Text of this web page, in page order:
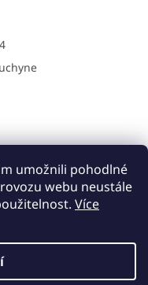
umožnili pohodlné
webu neustále
Více